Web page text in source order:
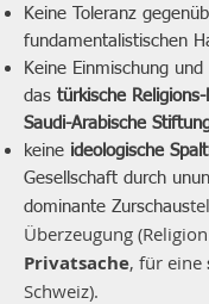
Keine Toleranz
fundamentalistischen
Keine Einmischung
das türkische
Saudi-Arabische
keine ideologische
Gesellschaft durch
dominante Zurschaus
Überzeugung
Privatsache, für eine
Schweiz).